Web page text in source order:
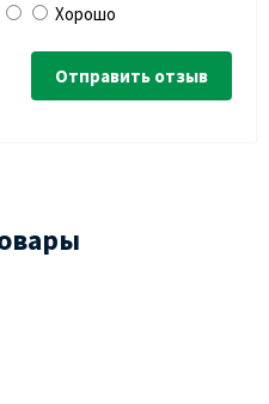
Хорошо
Отправить отзыв